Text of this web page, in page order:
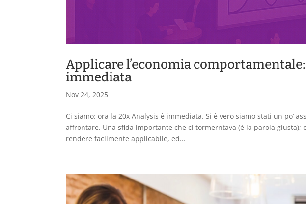
Applicare l’economia
immediata
Nov 24, 2025
Ci siamo: ora la 20x Analysis è immediata. Si è vero siamo stati un po’
affrontare. Una sfida importante che ci tormerntava (è la parola giusta);
rendere facilmente applicabile, ed...